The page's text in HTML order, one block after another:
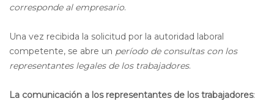
corresponde al empresario.
Una vez recibida la solicitud por la autoridad laboral
competente, se abre un período de consultas con los
representantes legales de los trabajadores.
La comunicación a los representantes de los trabajadores: